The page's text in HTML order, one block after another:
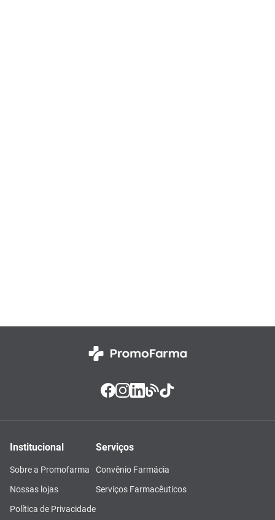
Institucional
Sobre a Promofarma
Nossas lojas
Política de Privacidade
Serviços
Convênio Farmácia
Serviços Farmacêuticos